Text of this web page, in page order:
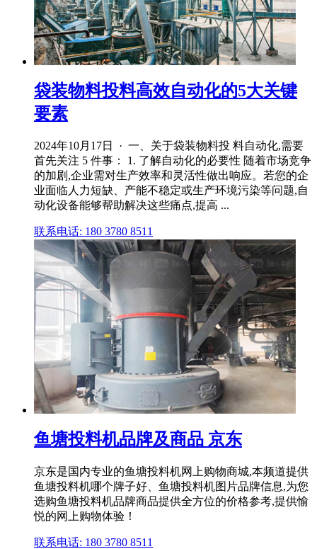
袋装物料投料高效自动化的5大关键
要素
2024年10月17日 · 一、关于袋装物料投 料自动化,需要
首先关注 5 件事： 1. 了解自动化的必要性 随着市场竞争
的加剧,企业需对生产效率和灵活性做出响应。若您的企
业面临人力短缺、产能不稳定或生产环境污染等问题,自
动化设备能够帮助解决这些痛点,提高 ...
联系电话: 180 3780 8511
鱼塘投料机品牌及商品 京东
京东是国内专业的鱼塘投料机网上购物商城,本频道提供
鱼塘投料机哪个牌子好、鱼塘投料机图片品牌信息,为您
选购鱼塘投料机品牌商品提供全方位的价格参考,提供愉
悦的网上购物体验！
联系电话: 180 3780 8511